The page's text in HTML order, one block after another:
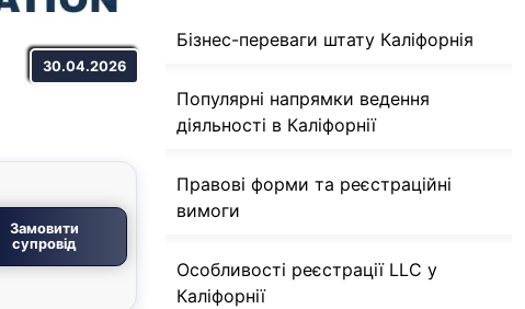
30.04.2026
Замовити
супровід
Бізнес-переваги штату Каліфорнія
Популярні напрямки ведення
діяльності в Каліфорнії
Правові форми та реєстраційні
вимоги
Особливості реєстрації LLC у
Каліфорнії